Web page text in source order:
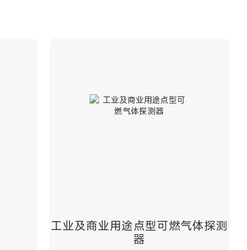
工业及商业用途点型可燃气体探测
器